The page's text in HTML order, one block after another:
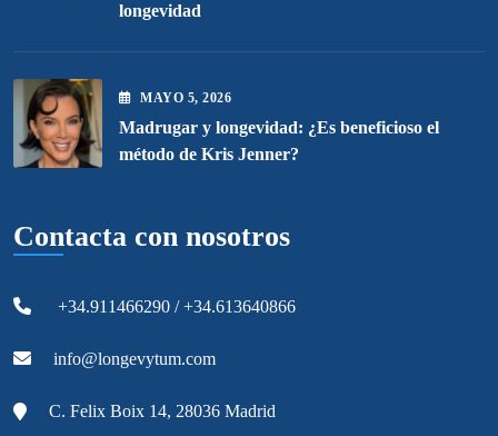
longevidad
MAYO 5, 2026
Madrugar y longevidad: ¿Es beneficioso el
método de Kris Jenner?
Contacta con nosotros
+34.911466290 / +34.613640866
info@longevytum.com
C. Felix Boix 14, 28036 Madrid